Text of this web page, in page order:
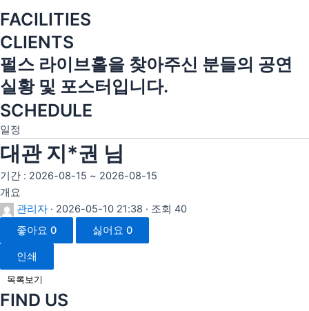
FACILITIES
CLIENTS
펄스 라이브홀을 찾아주신 분들의 공연
실황 및 포스터입니다.
SCHEDULE
일정
대관 지*권 님
기간 : 2026-08-15 ~ 2026-08-15
개요
관리자 · 2026-05-10 21:38 · 조회 40
좋아요 0 싫어요 0
인쇄
목록보기
FIND US